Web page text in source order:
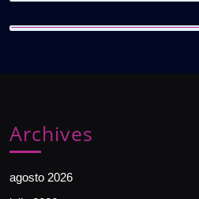
Archives
agosto 2026